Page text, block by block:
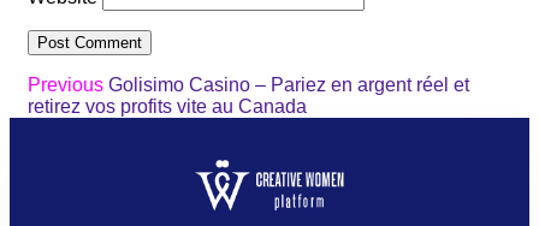
Previous Golisimo Casino – Pariez en argent réel et
retirez vos profits vite au Canada